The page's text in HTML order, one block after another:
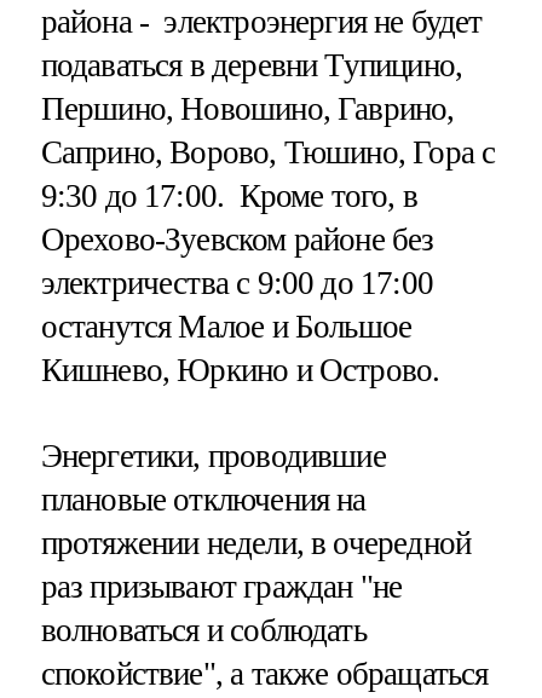
района - электроэнергия не будет
подаваться в деревни Тупицино,
Першино, Новошино, Гаврино,
Саприно, Ворово, Тюшино, Гора с
9:30 до 17:00. Кроме того, в
Орехово-Зуевском районе без
электричества с 9:00 до 17:00
останутся Малое и Большое
Кишнево, Юркино и Острово.
Энергетики, проводившие
плановые отключения на
протяжении недели, в очередной
раз призывают граждан "не
волноваться и соблюдать
спокойствие", а также обращаться